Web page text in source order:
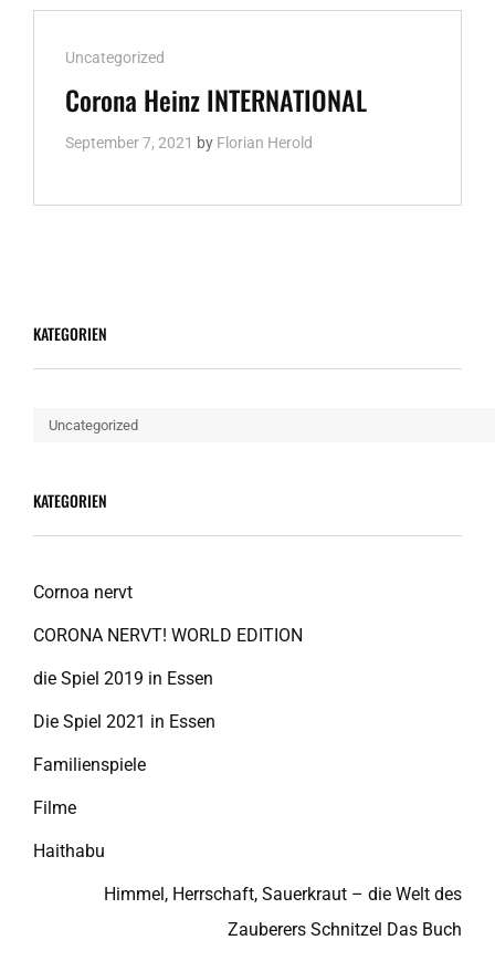
Cat
Links
Uncategorized
Corona Heinz INTERNATIONAL
September 7, 2021 by Florian Herold
KATEGORIEN
Kategorien
KATEGORIEN
Cornoa nervt
CORONA NERVT! WORLD EDITION
die Spiel 2019 in Essen
Die Spiel 2021 in Essen
Familienspiele
Filme
Haithabu
Himmel, Herrschaft, Sauerkraut – die Welt des
Zauberers Schnitzel Das Buch